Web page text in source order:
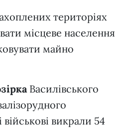
територіях
місцеве населення
майно
Василівського
військові викрали 54